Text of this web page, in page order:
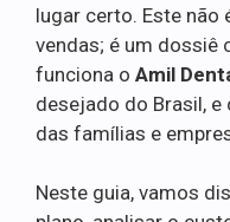
lugar certo. Este não
vendas; é um dossiê
funciona o Amil
desejado do Brasil,
das famílias e
Neste guia, vamos